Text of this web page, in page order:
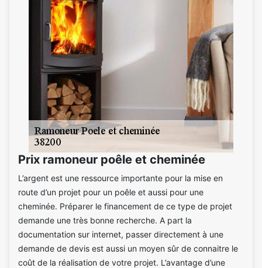
Prix ramoneur poêle et cheminée
L’argent est une ressource importante pour la mise en
route d’un projet pour un poêle et aussi pour une
cheminée. Préparer le financement de ce type de projet
demande une très bonne recherche. A part la
documentation sur internet, passer directement à une
demande de devis est aussi un moyen sûr de connaitre le
coût de la réalisation de votre projet. L’avantage d’une